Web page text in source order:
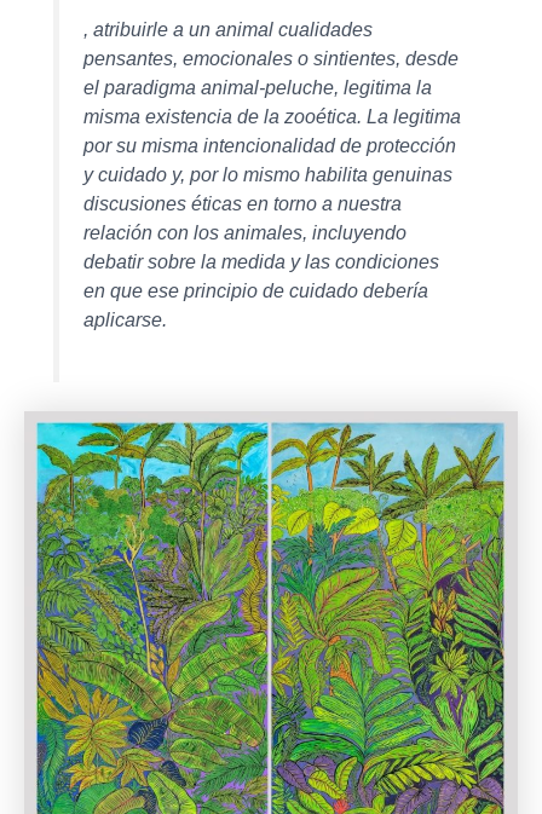
, atribuirle a un animal cualidades
pensantes, emocionales o sintientes, desde
el paradigma animal-peluche, legitima la
misma existencia de la zooética. La legitima
por su misma intencionalidad de protección
y cuidado y, por lo mismo habilita genuinas
discusiones éticas en torno a nuestra
relación con los animales, incluyendo
debatir sobre la medida y las condiciones
en que ese principio de cuidado debería
aplicarse.